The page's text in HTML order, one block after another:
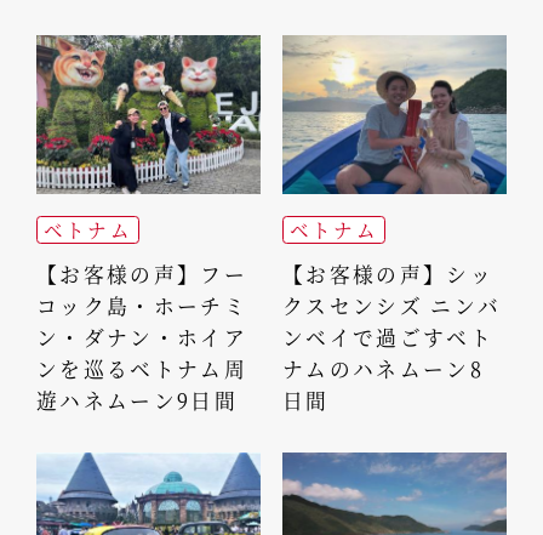
ベトナム
【お客様の声】フー
コック島・ホーチミ
ン・ダナン・ホイア
ンを巡るベトナム周
遊ハネムーン9日間
ベトナム
【お客様の声】シッ
クスセンシズ ニンバ
ンベイで過ごすベト
ナムのハネムーン8
日間